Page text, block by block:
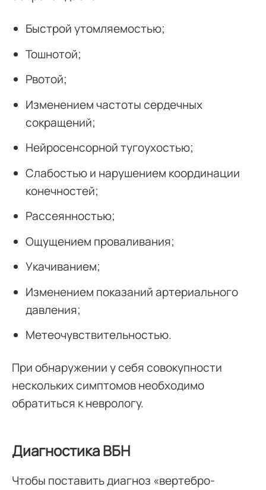
Быстрой утомляемостью;
Тошнотой;
Рвотой;
Изменением частоты сердечных
сокращений;
Нейросенсорной тугоухостью;
Слабостью и нарушением координации
конечностей;
Рассеянностью;
Ощущением проваливания;
Укачиванием;
Изменением показаний артериального
давления;
Метеочувствительностью.
При обнаружении у себя совокупности
нескольких симптомов необходимо
обратиться к неврологу.
Диагностика ВБН
Чтобы поставить диагноз «вертебро-